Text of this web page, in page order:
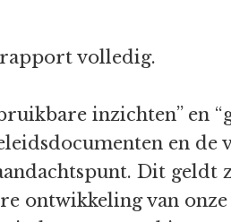
volledig.
inzichten” en
en de
Dit geldt
ontwikkeling van onze